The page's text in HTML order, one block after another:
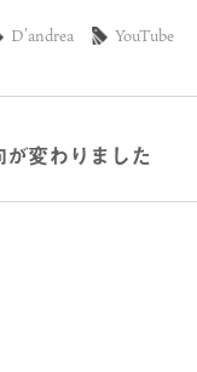
D'andrea YouTube
変わりました